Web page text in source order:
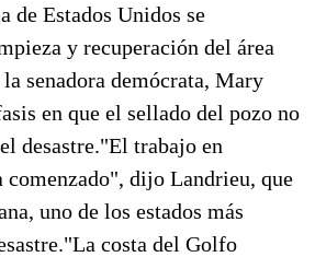
de Estados Unidos se
y recuperación del área
senadora demócrata, Mary
en que el sellado del pozo no
desastre."El trabajo en
comenzado", dijo Landrieu, que
uno de los estados más
costa del Golfo